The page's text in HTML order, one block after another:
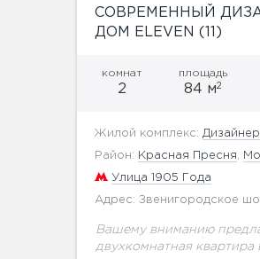
СОВРЕМЕННЫЙ
ДОМ ELEVEN (11)
комнат
2
площадь
84 м2
Жилой комплекс:
Район: Красная Пресня
Улица 1905 Года
Адрес: Звенигородское
Вашему вниманию
двухкомнатная